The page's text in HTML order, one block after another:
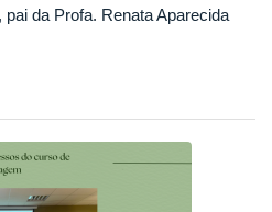
da Profa. Renata Aparecida